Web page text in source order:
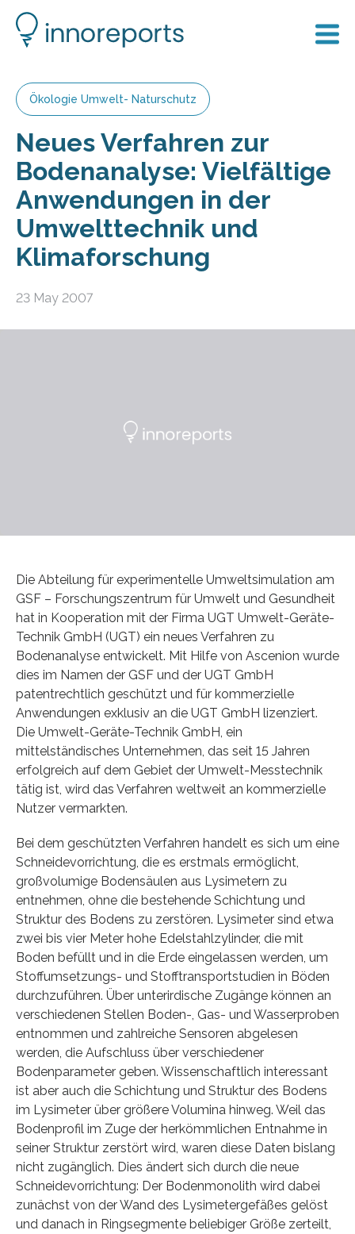
Ökologie Umwelt- Naturschutz
Neues Verfahren zur
Bodenanalyse: Vielfältige
Anwendungen in der
Umwelttechnik und
Klimaforschung
23 May 2007
Die Abteilung für experimentelle Umweltsimulation am
GSF – Forschungszentrum für Umwelt und Gesundheit
hat in Kooperation mit der Firma UGT Umwelt-Geräte-
Technik GmbH (UGT) ein neues Verfahren zu
Bodenanalyse entwickelt. Mit Hilfe von Ascenion wurde
dies im Namen der GSF und der UGT GmbH
patentrechtlich geschützt und für kommerzielle
Anwendungen exklusiv an die UGT GmbH lizenziert.
Die Umwelt-Geräte-Technik GmbH, ein
mittelständisches Unternehmen, das seit 15 Jahren
erfolgreich auf dem Gebiet der Umwelt-Messtechnik
tätig ist, wird das Verfahren weltweit an kommerzielle
Nutzer vermarkten.
Bei dem geschützten Verfahren handelt es sich um eine
Schneidevorrichtung, die es erstmals ermöglicht,
großvolumige Bodensäulen aus Lysimetern zu
entnehmen, ohne die bestehende Schichtung und
Struktur des Bodens zu zerstören. Lysimeter sind etwa
zwei bis vier Meter hohe Edelstahlzylinder, die mit
Boden befüllt und in die Erde eingelassen werden, um
Stoffumsetzungs- und Stofftransportstudien in Böden
durchzuführen. Über unterirdische Zugänge können an
verschiedenen Stellen Boden-, Gas- und Wasserproben
entnommen und zahlreiche Sensoren abgelesen
werden, die Aufschluss über verschiedener
Bodenparameter geben. Wissenschaftlich interessant
ist aber auch die Schichtung und Struktur des Bodens
im Lysimeter über größere Volumina hinweg. Weil das
Bodenprofil im Zuge der herkömmlichen Entnahme in
seiner Struktur zerstört wird, waren diese Daten bislang
nicht zugänglich. Dies ändert sich durch die neue
Schneidevorrichtung: Der Bodenmonolith wird dabei
zunächst von der Wand des Lysimetergefäßes gelöst
und danach in Ringsegmente beliebiger Größe zerteilt,